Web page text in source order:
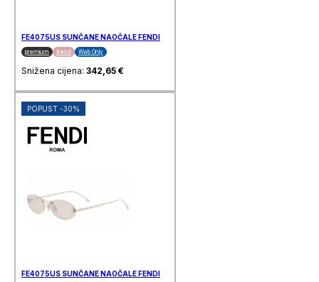
FE4075US SUNČANE NAOČALE FENDI
premium trend Web Only
Snižena cijena: 342,65 €
POPUST -30%
FE4075US SUNČANE NAOČALE FENDI